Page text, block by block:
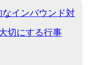
インバウンド対
切にする行事